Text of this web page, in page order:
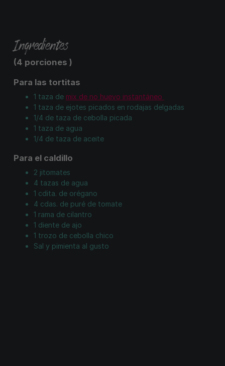
Ingredientes
(4 porciones )
Para las tortitas
1 taza de mix de no huevo instantáneo
1 taza de ejotes picados en rodajas delgadas
1/4 de taza de cebolla picada
1 taza de agua
1/4 de taza de aceite
Para el caldillo
2 jitomates
4 tazas de agua
1 cdita. de orégano
4 cdas. de puré de tomate
1 rama de cilantro
1 diente de ajo
1 trozo de cebolla chico
Sal y pimienta al gusto